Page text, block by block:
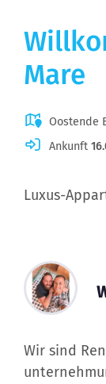
Mare
Luxus-
Oostende
Ankunft
Wir sind